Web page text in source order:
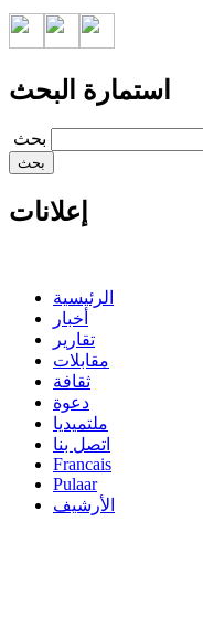
استمارة البحث
‏بحث ‏
إعلانات
الرئيسية
أخبار
تقارير
مقابلات
ثقافة
دعوة
ملتميديا
اتصل بنا
Francais
Pulaar
الأرشيف